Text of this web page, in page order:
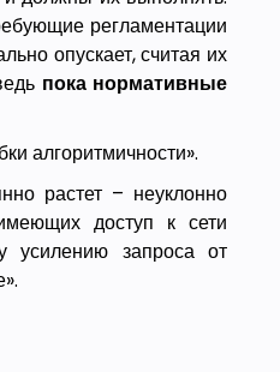
регламентации
опускает, считая их
пока нормативные
алгоритмичности».
растет – неуклонно
доступ к сети
усилению запроса от
с помощью